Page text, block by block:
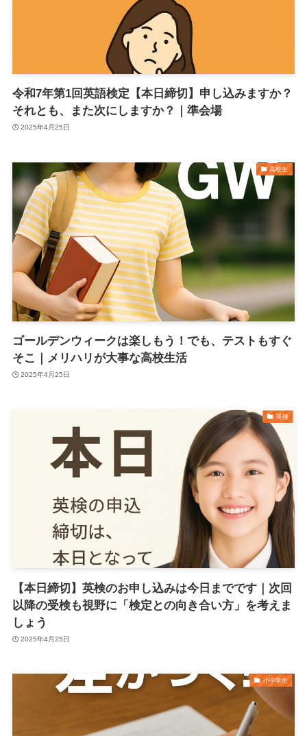
令和7年第1回英語検定【本日締切】申し込みますか？
それとも、また次にしますか？｜準会場
2025年4月25日
高校生
ゴールデンウィークは楽しもう！でも、テストもすぐ
そこ｜メリハリが大事な高校生活
2025年4月25日
英検
【本日締切】英検のお申し込みは今日までです｜次回
以降の受検も視野に「検定との向き合い方」を考えま
しょう
2025年4月25日
小中学生